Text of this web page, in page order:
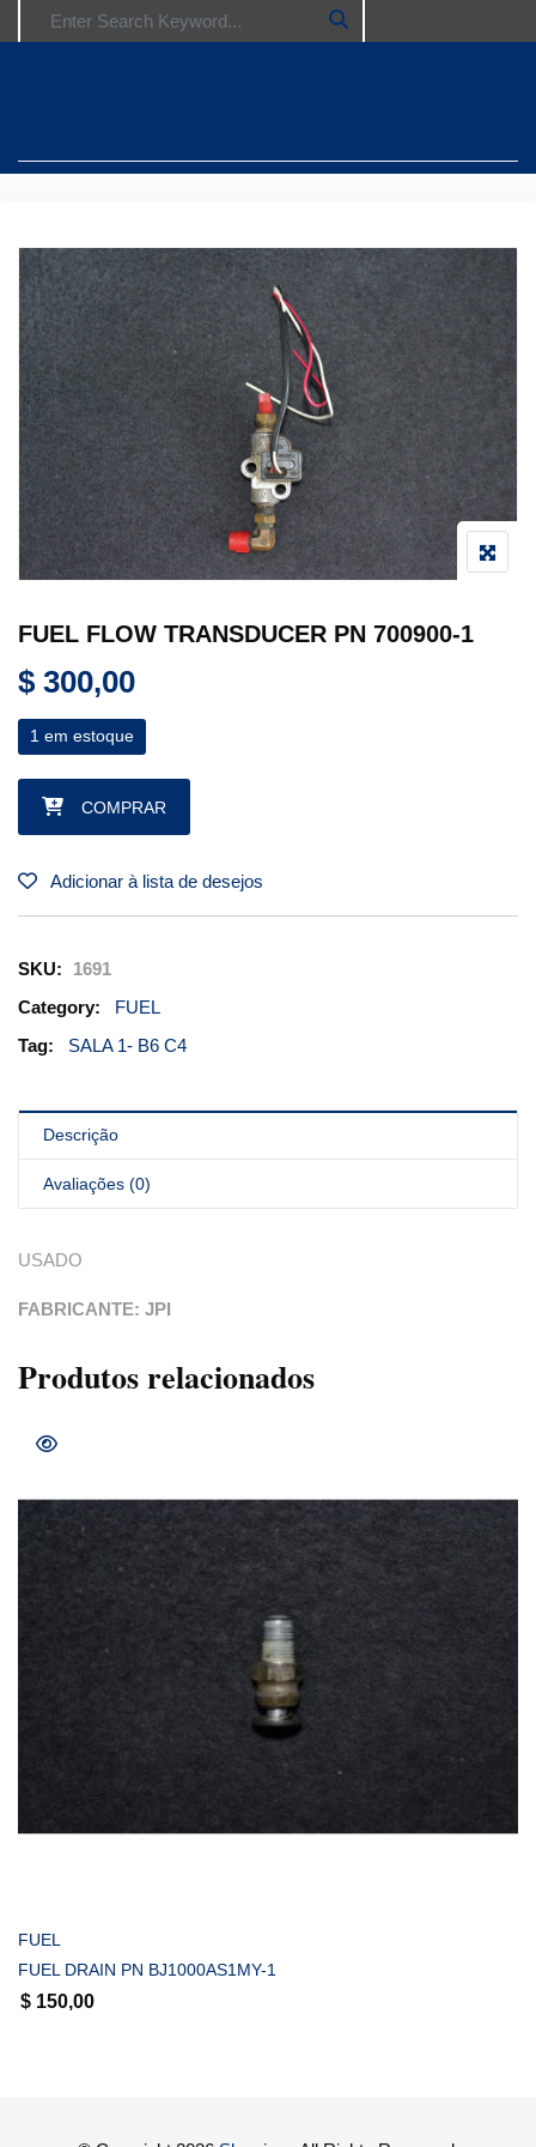
FUEL FLOW TRANSDUCER PN 700900-1
$ 300,00
1 em estoque
FUEL FLOW TRANSDUCER PN 700900-1 quantidade
COMPRAR
Adicionar à lista de desejos
SKU:
1691
Category:
FUEL
Tag:
SALA 1- B6 C4
Descrição
Avaliações (0)
USADO
FABRICANTE: JPI
Produtos relacionados
FUEL
FUEL DRAIN PN BJ1000AS1MY-1
$ 150,00